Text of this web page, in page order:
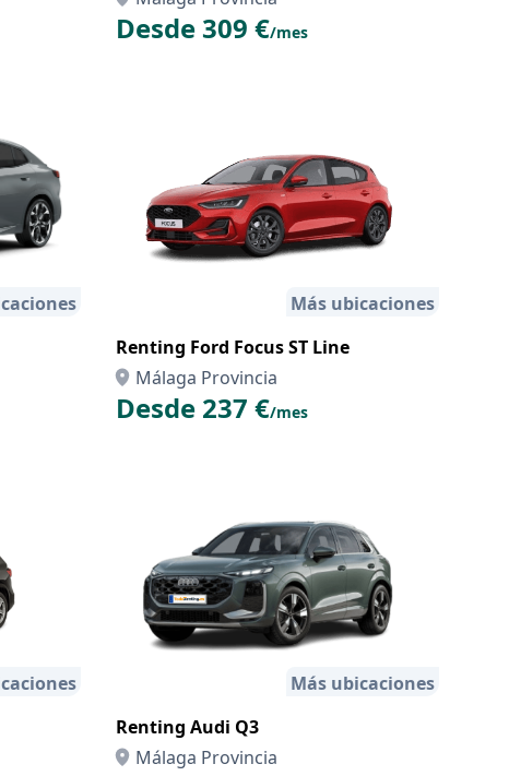
Desde 309 €/mes
Más ubicaciones
Renting Ford Focus ST Line
Málaga Provincia
Desde 237 €/mes
Más ubicaciones
Renting Audi Q3
Málaga Provincia